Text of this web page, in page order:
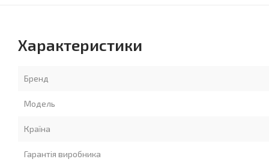
Характеристики
Бренд
Модель
Країна
Гарантія виробника